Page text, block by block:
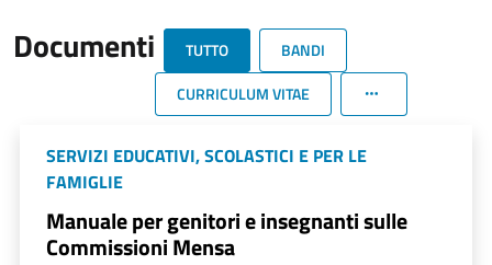
Documenti TUTTO
BANDI
CURRICULUM VITAE
SERVIZI EDUCATIVI, SCOLASTICI E PER LE
FAMIGLIE
Manuale per genitori e insegnanti sulle
Commissioni Mensa